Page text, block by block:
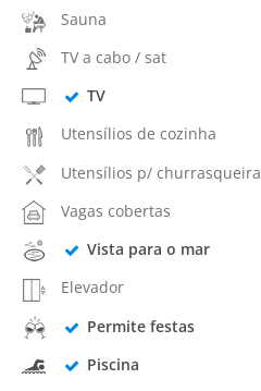
Sauna
TV a cabo / sat
TV
Utensílios de cozinha
Utensílios p/ churrasqueira
Vagas cobertas
Vista para o mar
Elevador
Permite festas
Piscina